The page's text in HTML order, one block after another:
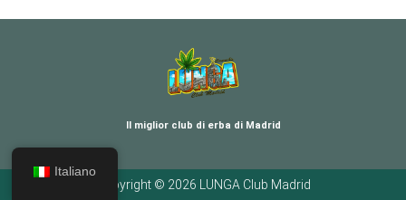
Il miglior club di erba di Madrid
Copyright © 2026 LUNGA Club Madrid
Italiano